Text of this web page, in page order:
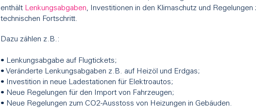
enthält Lenkungsabgaben, Investitionen in den Klimaschutz und Regelungen
technischen Fortschritt.
Dazu zählen z.B.:
• Lenkungsabgabe auf Flugtickets;
• Veränderte Lenkungsabgaben z.B. auf Heizöl und Erdgas;
• Investition in neue Ladestationen für Elektroautos;
• Neue Regelungen für den Import von Fahrzeugen;
• Neue Regelungen zum CO2-Ausstoss von Heizungen in Gebäuden.